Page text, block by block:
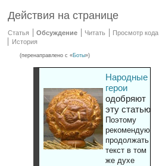
Действия на странице
Статья Обсуждение Читать
Просмотр кода
История
(перенаправлено с «Боты»)
Народные
герои
одобряют
эту статью
Поэтому
рекомендуют
продолжать
текст в том
же духе